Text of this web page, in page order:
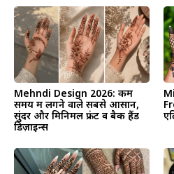
Mehndi Design 2026: कम
समय में लगने वाले सबसे आसान,
सुंदर और मिनिमल फ्रंट व बैक हैंड
डिज़ाइन्स